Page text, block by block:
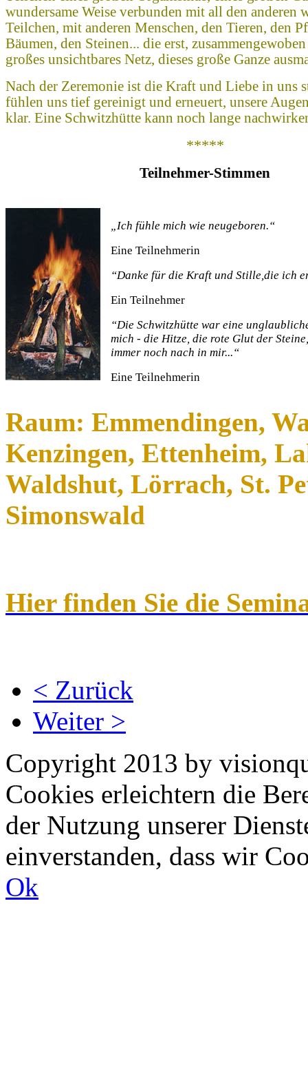
wundersame Weise verbunden mit all den anderen
Teilchen, mit anderen Menschen, den Tieren, den
Bäumen, den Steinen... die erst,
großes unsichtbares Netz, dieses große Ganze
Nach der Zeremonie ist die Kraft und Liebe in uns
fühlen uns tief gereinigt und erneuert, unsere
klar. Eine Schwitzhütte kann noch lange
*****
Teilnehmer-Stimmen
„Ich fühle mich wie neugeboren.“
Eine Teilnehmerin
“Danke für die Kraft und Stille,die ich
Ein Teilnehmer
“Die Schwitzhütte war eine
mich - die Hitze, die rote Glut der
immer noch nach in mir...“
Eine Teilnehmerin
Raum: Emmendingen,
Kenzingen, Ettenheim,
Waldshut, Lörrach, St.
Simonswald
Hier finden Sie die
< Zurück
Weiter >
Copyright 2013 by
Cookies erleichtern die
der Nutzung unserer
einverstanden, dass wir
Ok